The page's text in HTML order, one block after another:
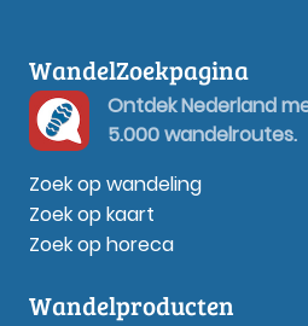
WandelZoekpagina
Ontdek Nederland
5.000 wandelroutes.
Zoek op wandeling
Zoek op kaart
Zoek op horeca
Wandelproducten